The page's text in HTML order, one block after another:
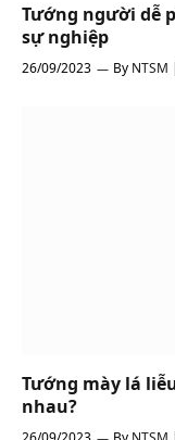
Tướng người dễ
sự nghiệp
26/09/2023 By
Tướng mày lá
nhau?